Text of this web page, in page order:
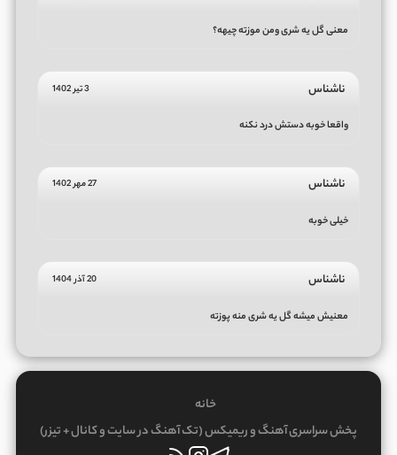
معنی گل یه شری ومن موزته چیهه؟
ناشناس 3 تیر 1402
واقعا خوبه دستش درد نکنه
ناشناس 27 مهر 1402
خیلی خوبه
ناشناس 20 آذر 1404
معنیش میشه گل یه شری منه پوزته
خانه
پخش سراسری آهنگ و ریمیکس (تک آهنگ در سایت و کانال + تیزر)